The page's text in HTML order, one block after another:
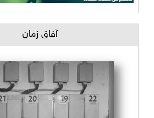
آفاق زمان